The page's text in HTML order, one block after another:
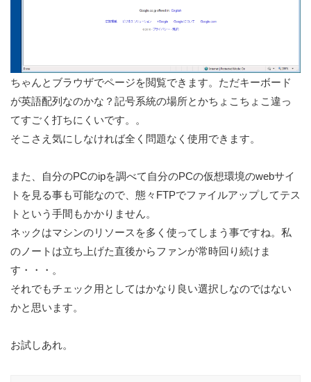
ちゃんとブラウザでページを閲覧できます。ただキーボード
が英語配列なのかな？記号系統の場所とかちょこちょこ違っ
てすごく打ちにくいです。。
そこさえ気にしなければ全く問題なく使用できます。
また、自分のPCのipを調べて自分のPCの仮想環境のwebサイ
トを見る事も可能なので、態々FTPでファイルアップしてテス
トという手間もかかりません。
ネックはマシンのリソースを多く使ってしまう事ですね。私
のノートは立ち上げた直後からファンが常時回り続けま
す・・・。
それでもチェック用としてはかなり良い選択しなのではない
かと思います。
お試しあれ。